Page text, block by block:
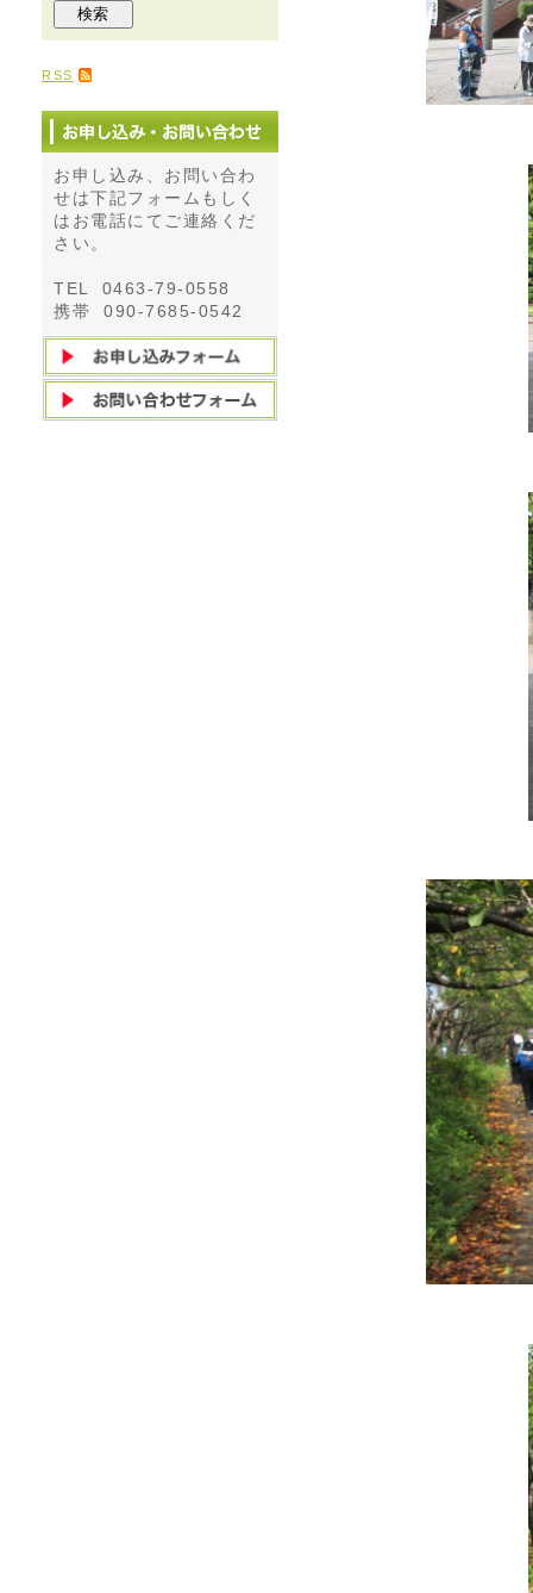
RSS
お申し込み、お問い合わ
せは下記フォームもしく
はお電話にてご連絡くだ
さい。
TEL 0463-79-0558
携帯 090-7685-0542